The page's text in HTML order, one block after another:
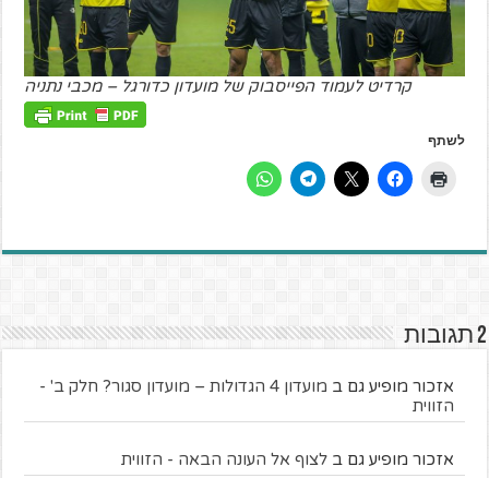
קרדיט לעמוד הפייסבוק של מועדון כדורגל – מכבי נתניה
לשתף
2 תגובות
אזכור מופיע גם ב
מועדון 4 הגדולות – מועדון סגור? חלק ב' -
הזווית
אזכור מופיע גם בלצוף אל העונה הבאה - הזווית